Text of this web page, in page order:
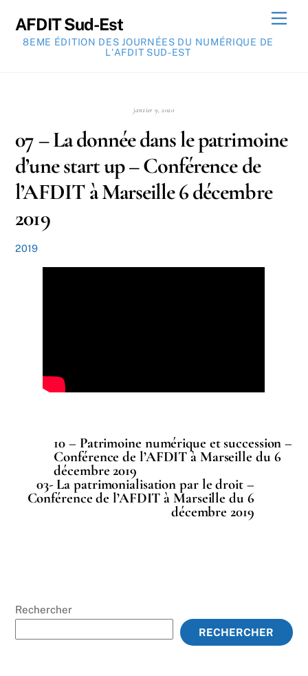
content
AFDIT Sud-Est
8EME ÉDITION DES JOURNÉES DU NUMÉRIQUE DE
L'AFDIT SUD-EST
janvier 9, 2020
07 – La donnée dans le patrimoine
d’une start up – Conférence de
l’AFDIT à Marseille 6 décembre
2019
2019
10 – Patrimoine numérique et succession –
Conférence de l’AFDIT à Marseille du 6
décembre 2019
03- La patrimonialisation par le droit –
Conférence de l’AFDIT à Marseille du 6
décembre 2019
Rechercher
RECHERCHER